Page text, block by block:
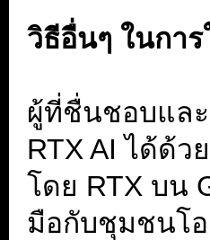
วิธีอื่นๆ ในกา
ผู้ที่ชื่นชอบแล
RTX AI ได้ด้
โดย RTX บน
มือกับชุมชนโอ